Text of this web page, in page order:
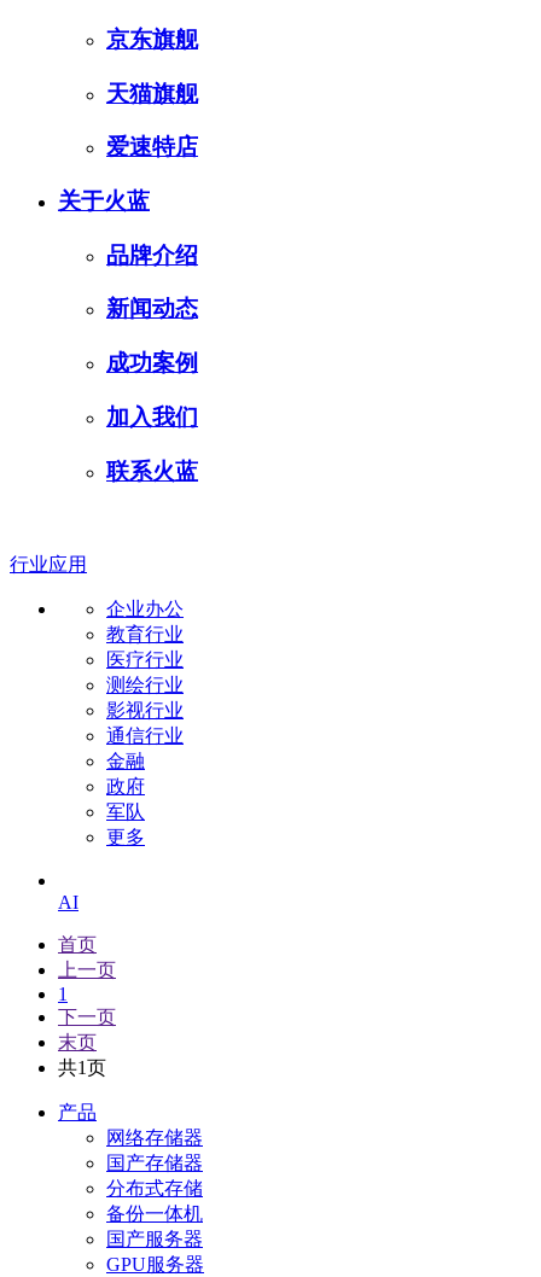
京东旗舰
天猫旗舰
爱速特店
关于火蓝
品牌介绍
新闻动态
成功案例
加入我们
联系火蓝
行业应用
企业办公
教育行业
医疗行业
测绘行业
影视行业
通信行业
金融
政府
军队
更多
AI
首页
上一页
1
下一页
末页
共1页
产品
网络存储器
国产存储器
分布式存储
备份一体机
国产服务器
GPU服务器